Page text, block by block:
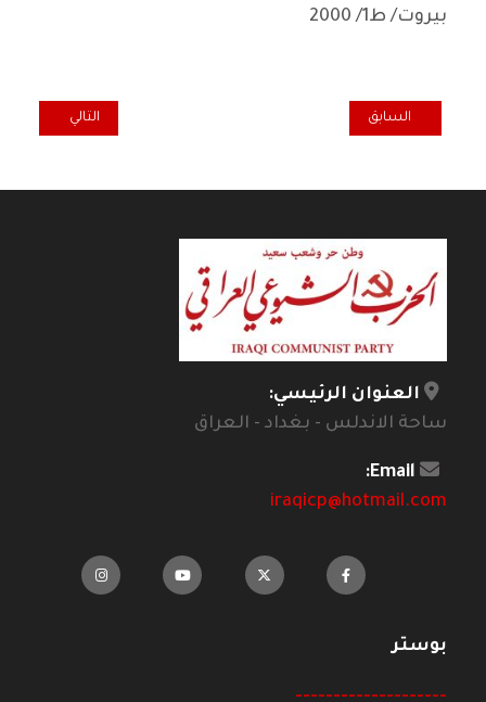
بيروت/ ط1/ 2000
المقال السابق: الوردة ُ بعطرِها
السابق المقال التالي:
التالي
العنوان الرئيسي:
ساحة الاندلس - بغداد - العراق
Email:
iraqicp@hotmail.com
بوستر
--------------------